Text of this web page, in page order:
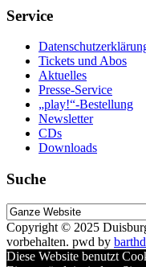
Service
Tickets und Abos
Aktuelles
Presse-Service
„play!“-Bestellung
Newsletter
CDs
Downloads
Suche
Suche
nach
Copyright © 2025
vorbehalten. pwd by
Diese Website benutzt